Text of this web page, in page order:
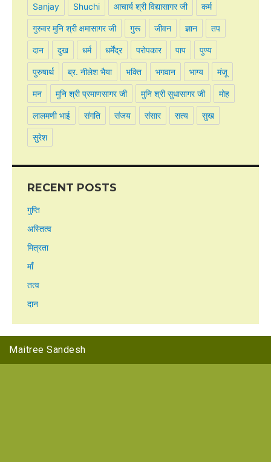
Sanjay Shuchi आचार्य श्री विद्यासागर जी कर्म
गुरुवर मुनि श्री क्षमासागर जी गुरू जीवन ज्ञान तप
दान दुख धर्म धर्मेंद्र परोपकार पाप पुण्य
पुरुषार्थ ब्र. नीलेश भैया भक्ति भगवान भाग्य मंजू
मन मुनि श्री प्रमाणसागर जी मुनि श्री सुधासागर जी मोह
लालमणी भाई संगति संजय संसार सत्य सुख
सुरेश
RECENT POSTS
गुप्ति
अस्तित्व
मित्रता
माँ
तत्व
दान
Maitree Sandesh